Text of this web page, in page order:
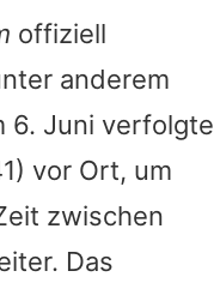
offiziell
anderem
6. Juni verfolgte
vor Ort, um
zwischen
Das